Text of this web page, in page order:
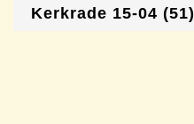
Kerkrade 15-04 (51)